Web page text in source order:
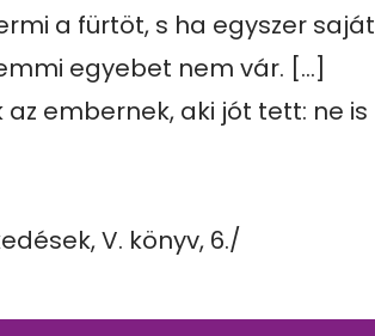
a fürtöt, s ha egyszer saját
egyebet nem vár. [...]
embernek, aki jót tett: ne is
V. könyv, 6./